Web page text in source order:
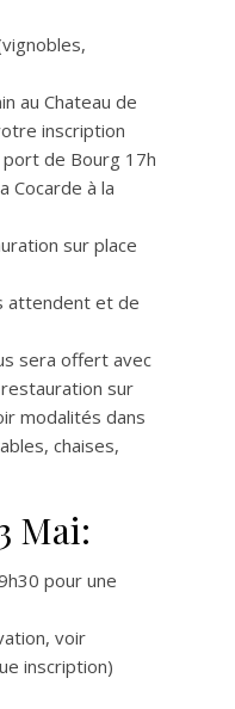
au Chateau de
inscription
de Bourg 17h
Cocarde à la
sur place
attendent et de
sera offert avec
sur
modalités dans
chaises,
Mai:
pour une
voir
inscription)